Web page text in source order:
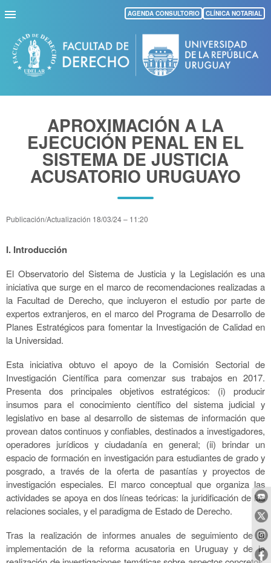
Pasar
al
contenido
principal
AGENDA CONSULTORIO CLÍNICA NOTARIAL
APROXIMACIÓN A LA
EJECUCIÓN PENAL EN EL
SISTEMA DE JUSTICIA
ACUSATORIO URUGUAYO
Publicación/Actualización 18/03/24 – 11:20
I. Introducción
El Observatorio del Sistema de Justicia y la Legislación es una
iniciativa que surge en el marco de recomendaciones realizadas a
la Facultad de Derecho, que incluyeron el estudio por parte de
expertos extranjeros, en el marco del Programa de Desarrollo de
Planes Estratégicos para fomentar la Investigación de Calidad en
la Universidad.
Esta iniciativa obtuvo el apoyo de la Comisión Sectorial de
Investigación Científica para comenzar sus trabajos en 2017.
Presenta dos principales objetivos estratégicos: (i) producir
insumos para el conocimiento científico del sistema judicial y
legislativo en base al desarrollo de sistemas de información que
provean datos continuos y confiables, destinados a investigadores,
operadores jurídicos y ciudadanía en general; (ii) brindar un
espacio de formación en investigación para estudiantes de grado y
posgrado, a través de la oferta de pasantías y proyectos de
investigación especiales. El marco conceptual que organiza las
actividades se apoya en dos líneas teóricas: la juridificación de las
relaciones sociales, y el paradigma de Estado de Derecho.
Tras la realización de informes anuales de seguimiento de la
implementación de la reforma acusatoria en Uruguay y de la